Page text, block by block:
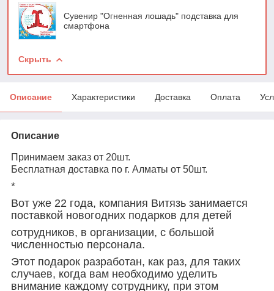
Сувенир "Огненная лошадь" подставка для
смартфона
Скрыть
Описание Характеристики Доставка Оплата
Описание
Принимаем заказ от 20шт.
Бесплатная доставка по г. Алматы от 50шт.
*
Вот уже 22 года, компания Витязь занимается
поставкой новогодних подарков для детей
сотрудников, в организации, с большой
численностью персонала.
Этот подарок разработан, как раз, для таких
случаев, когда вам необходимо уделить
внимание каждому сотруднику, при этом